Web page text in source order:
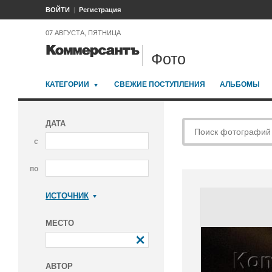
ВОЙТИ Регистрация
07 АВГУСТА, ПЯТНИЦА
Фото
КАТЕГОРИИ СВЕЖИЕ ПОСТУПЛЕНИЯ АЛЬБОМЫ
ДАТА
с
по
ИСТОЧНИК
МЕСТО
АВТОР